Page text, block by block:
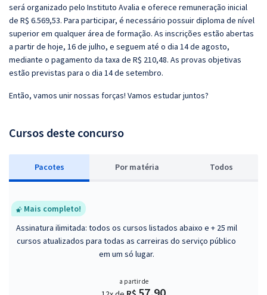
será organizado pelo Instituto Avalia e oferece remuneração inicial
de R$ 6.569,53. Para participar, é necessário possuir diploma de nível
superior em qualquer área de formação. As inscrições estão abertas
a partir de hoje, 16 de julho, e seguem até o dia 14 de agosto,
mediante o pagamento da taxa de R$ 210,48. As provas objetivas
estão previstas para o dia 14 de setembro.
Então, vamos unir nossas forças! Vamos estudar juntos?
Cursos deste concurso
Pacotes Por matéria Todos
Mais completo!
Assinatura ilimitada: todos os cursos listados abaixo e + 25 mil
cursos atualizados para todas as carreiras do serviço público
em um só lugar.
a partir de